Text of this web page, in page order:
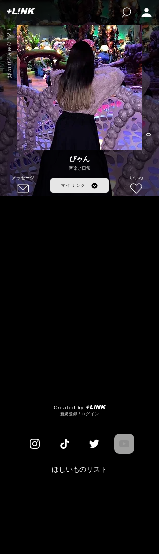
+L!NK
@mq2aw0121
0
ぴゃん
音楽と日常
メッセージ
マイリンク
いいね
Created by +L!NK
​新規登録 / ログイン
ほしいものリスト